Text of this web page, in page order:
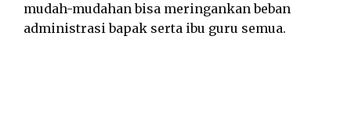
mudah-mudahan bisa meringankan beban
administrasi bapak serta ibu guru semua.